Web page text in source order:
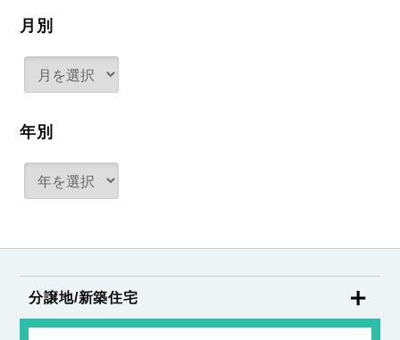
月別
年別
分譲地/新築住宅